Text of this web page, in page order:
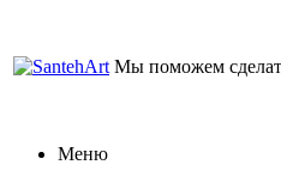
Мы поможем
Меню